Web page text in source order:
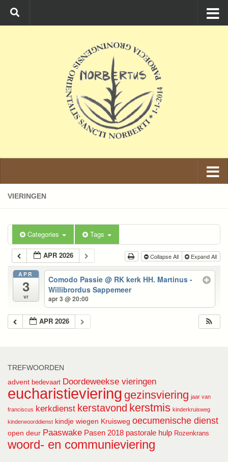
Ga naar de inhoud
VIERINGEN
Categories Tags
APR 2026 Collapse All Expand All
APR
3
vr
Comodo Passie@ RK kerk HH. Martinus -
Willibrordus Sappemeer
apr 3 @ 20:00
APR 2026
TREFWOORDEN
advent bedevaart Doordeweekse vieringen
eucharistieviering gezinsviering jaar van
franciscus kerkdienst kerstavond kerstmis kinderkruisweg
kinderwoorddienst kindje wiegen Kruisweg oecumenische dienst
open deur Paaswake Pasen 2018 pastorale hulp Rozenkrans
woord- en communieviering